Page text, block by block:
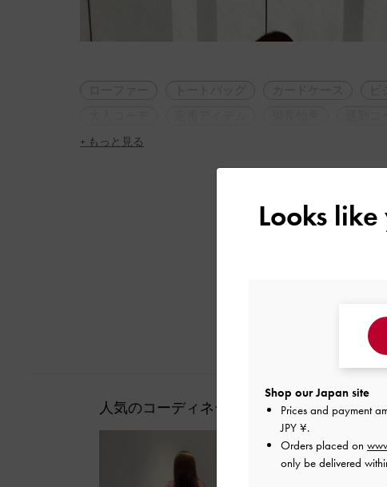
+ もっと見る
人気のコーディネート
Looks
Shop our Japan site
Prices and payment
JPY ¥.
Orders placed on
only be delivered